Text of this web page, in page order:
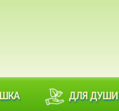
ДЛЯ ДУШИ